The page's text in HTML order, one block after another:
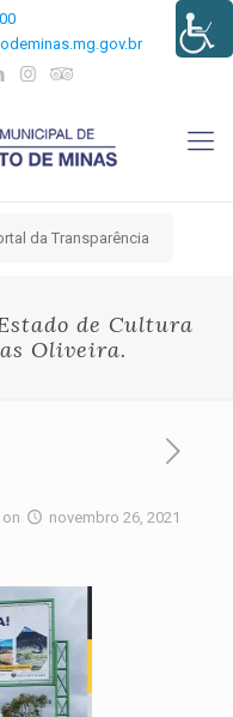
da Transparência
de Cultura
Oliveira.
on novembro 26, 2021